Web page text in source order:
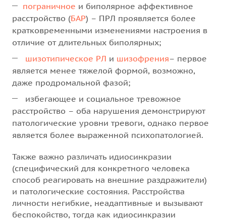
пограничное и биполярное аффективное
расстройство (БАР) – ПРЛ проявляется более
кратковременными изменениями настроения в
отличие от длительных биполярных;
шизотипическое РЛ и шизофрения– первое
является менее тяжелой формой, возможно,
даже продромальной фазой;
избегающее и социальное тревожное
расстройство – оба нарушения демонстрируют
патологические уровни тревоги, однако первое
является более выраженной психопатологией.
Также важно различать идиосинкразии
(специфический для конкретного человека
способ реагировать на внешние раздражители)
и патологические состояния. Расстройства
личности негибкие, неадаптивные и вызывают
беспокойство, тогда как идиосинкразии